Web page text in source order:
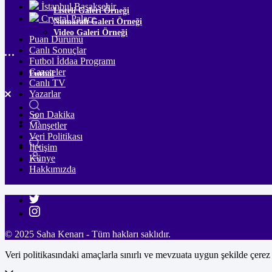
Listeli Galeri Örneği
Numaralı Galeri Örneği
Video Galeri Örneği
Futbol
İstanbul Başakşehir
Crystal Palace
Puan Durumu
Canlı Sonuçlar
Futbol İddaa Programı
Gazeteler
Canlı TV
Yazarlar
Son Dakika
Manşetler
Veri Politikası
İletişim
Künye
Hakkımızda
© 2025 Saha Kenarı - Tüm hakları saklıdır.
Veri politikasındaki amaçlarla sınırlı ve mevzuata uygun şekilde